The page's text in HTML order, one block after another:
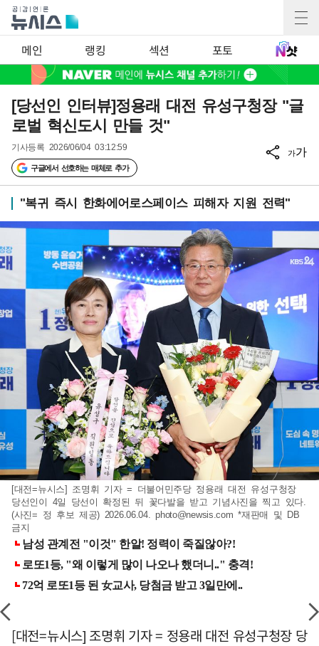
메인 랭킹 섹션 포토
[당선인 인터뷰]정용래 대전 유성구청장 "글
로벌 혁신도시 만들 것"
기사등록 2026/06/04 03:12:59
구글에서 선호하는 매체로 추가
가가
"복귀 즉시 한화에어로스페이스 피해자 지원 전력"
[대전=뉴시스] 조명휘 기자 = 더불어민주당 정용래 대전 유성구청장
당선인이 4일 당선이 확정된 뒤 꽃다발을 받고 기념사진을 찍고 있다.
(사진= 정 후보 제공) 2026.06.04.photo@newsis.com *재판매 및 DB
금지
[대전=뉴시스] 조명휘 기자 = 정용래 대전 유성구청장 당